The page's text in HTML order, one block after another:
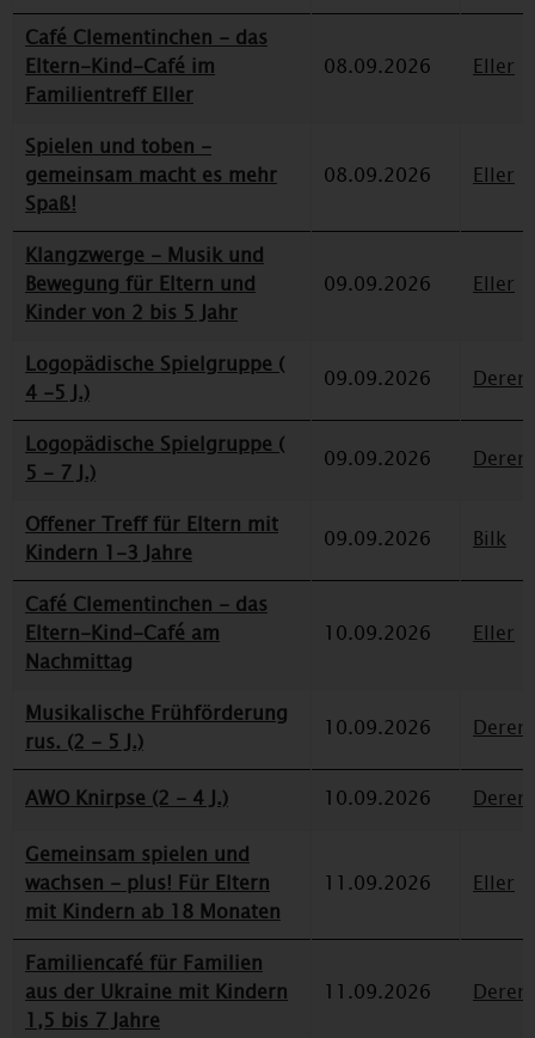
Café Clementinchen - das
Eltern-Kind-Café im
Familientreff Eller
08.09.2026 Eller
Spielen und toben -
gemeinsam macht es mehr
Spaß!
08.09.2026 Eller
Klangzwerge - Musik und
Bewegung für Eltern und
Kinder von 2 bis 5 Jahr
09.09.2026 Eller
Logopädische Spielgruppe (
4 -5 J.)
09.09.2026
Logopädische Spielgruppe (
5 - 7 J.)
09.09.2026
Offener Treff für Eltern mit
Kindern 1-3 Jahre
09.09.2026 Bilk
Café Clementinchen - das
Eltern-Kind-Café am
Nachmittag
10.09.2026 Eller
Musikalische Frühförderung
rus. (2 - 5 J.)
10.09.2026
AWO Knirpse (2 - 4 J.) 10.09.2026
Gemeinsam spielen und
wachsen - plus! Für Eltern
mit Kindern ab 18 Monaten
11.09.2026 Eller
Familiencafé für Familien
aus der Ukraine mit Kindern
1,5 bis 7 Jahre
11.09.2026